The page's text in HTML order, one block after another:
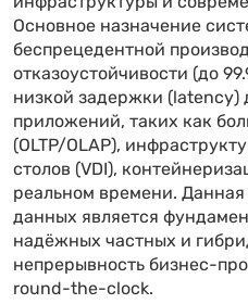
Основное назначение
беспрецедентной
отказоустойчивости (до
низкой задержки
приложений, таких как
(OLTP/OLAP),
столов (VDI),
реальном времени.
данных является
надёжных частных и
непрерывность бизнес-
round-the-clock.